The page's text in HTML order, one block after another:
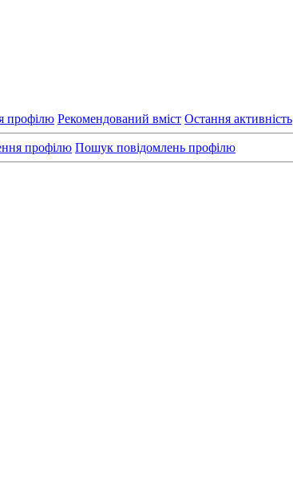
профілю Рекомендований вміст Остання активність
профілю Пошук повідомлень профілю